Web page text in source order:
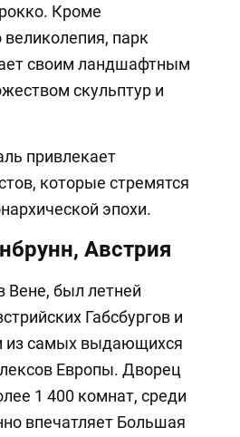
Кроме
великолепия, парк
своим ландшафтным
скульптур и
привлекает
которые стремятся
эпохи.
Австрия
Вене, был летней
Габсбургов и
из самых выдающихся
Европы. Дворец
1 400 комнат, среди
впечатляет Большая